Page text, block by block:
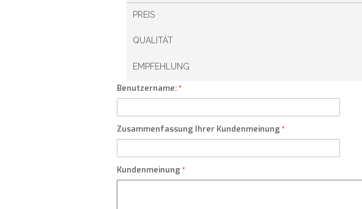
PREIS
QUALITÄT
EMPFEHLUNG
Benutzername:
Zusammenfassung Ihrer Kundenmeinung
Kundenmeinung